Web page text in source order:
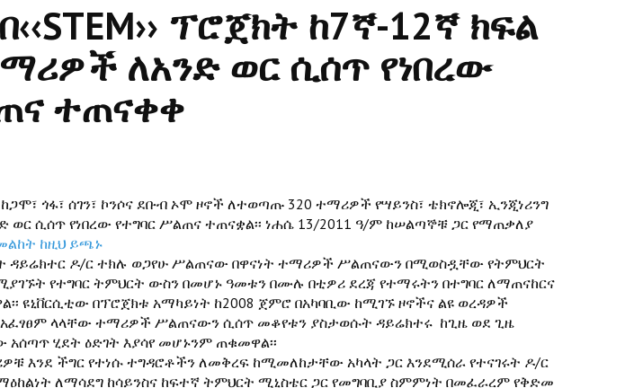
ፕሮጀክት ከ7ኛ-12ኛ ክፍል
ለአንድ ወር ሲሰጥ የነበረው
ተጠናቀቀ
ከጋሞ፣ ጎፋ፣ ሰገን፣ ኮንሶና ደቡብ ኦሞ ዞኖች ለተወጣጡ 320 ተማሪዎች የሣይንስ፣ ቴክኖሎጂ፣ ኢንጂነሪንግ
ሲሰጥ የነበረው የተግባር ሥልጠና ተጠናቋል፡፡ ነሐሴ 13/2011 ዓ/ም ከሠልጣኞቹ ጋር የማጠቃለያ
ከዚህ ይጫኑ
ዳይሬክተር ዶ/ር ተክሉ ወጋየሁ ሥልጠናው በዋናነት ተማሪዎች ሥልጠናውን በሚወስዷቸው የትምህርት
የተግባር ትምህርት ውስን በመሆኑ ዓመቱን በሙሉ በቲዎሪ ደረጃ የተማሩትን በተግባር ለማጠናከርና
ዩኒቨርሲቲው በፕሮጀክቱ አማካይነት ከ2008 ጀምሮ በአካባቢው ከሚገኙ ዞኖችና ልዩ ወረዳዎች
ላላቸው ተማሪዎች ሥልጠናውን ሲሰጥ መቆየቱን ያስታወሱት ዳይሬክተሩ ከጊዜ ወደ ጊዜ
ሂደት ዕድገት እያሳየ መሆኑንም ጠቁመዋል፡፡
እንደ ችግር የተነሱ ተግዳሮቶችን ለመቅረፍ ከሚመለከታቸው አካላት ጋር እንደሚሰራ የተናገሩት ዶ/ር
ማዕከልነት ለማሳደግ ከሳይንስና ከፍተኛ ትምህርት ሚኒስቴር ጋር የመግባቢያ ስምምነት በመፈራረም የቅድመ